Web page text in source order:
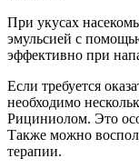
При укусах
эмульсией с
эффективно при
Если требуется
необходимо
Рициниолом. Это
Также можно
терапии.